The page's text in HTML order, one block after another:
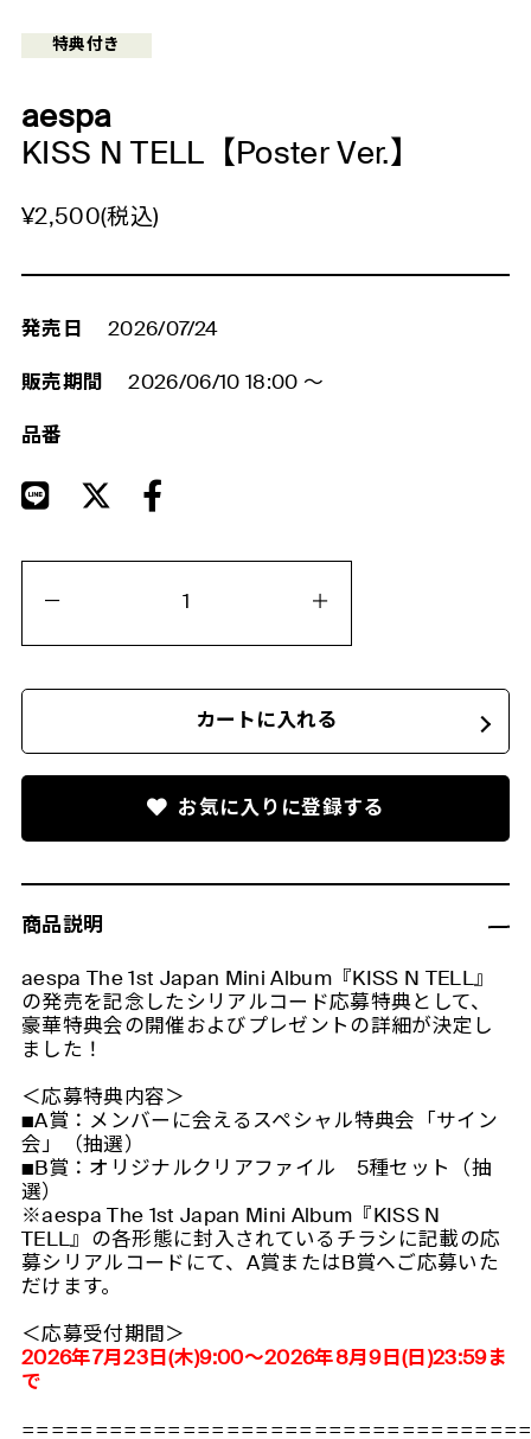
特典付き
aespa
KISS N TELL【Poster Ver.】
¥2,500(税込)
発売日 2026/07/24
販売期間 2026/06/10 18:00 ～
品番
カートに入れる
お気に入りに登録する
商品説明
aespa The 1st Japan Mini Album『KISS N TELL』
の発売を記念したシリアルコード応募特典として、
豪華特典会の開催およびプレゼントの詳細が決定し
ました！
＜応募特典内容＞
■A賞：メンバーに会えるスペシャル特典会「サイン
会」（抽選）
■B賞：オリジナルクリアファイル 5種セット（抽
選）
※aespa The 1st Japan Mini Album『KISS N
TELL』の各形態に封入されているチラシに記載の応
募シリアルコードにて、A賞またはB賞へご応募いた
だけます。
＜応募受付期間＞
2026年7月23日(木)9:00〜2026年8月9日(日)23:59ま
で